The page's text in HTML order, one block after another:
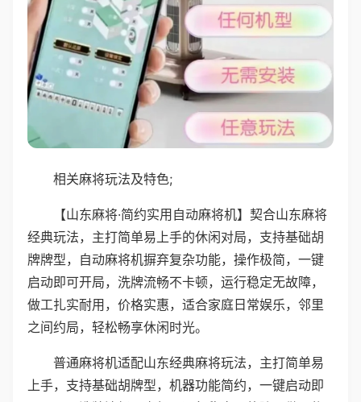
相关麻将玩法及特色;
【山东麻将·简约实用自动麻将机】契合山东麻将
经典玩法，主打简单易上手的休闲对局，支持基础胡
牌牌型，自动麻将机摒弃复杂功能，操作极简，一键
启动即可开局，洗牌流畅不卡顿，运行稳定无故障，
做工扎实耐用，价格实惠，适合家庭日常娱乐，邻里
之间约局，轻松畅享休闲时光。
普通麻将机适配山东经典麻将玩法，主打简单易
上手，支持基础胡牌型，机器功能简约，一键启动即